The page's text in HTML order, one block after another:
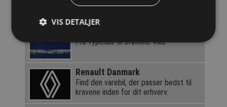
Fra Typehus til Drømme Villa
Renault Danmark
Find den varebil, der passer bedst til
kravene inden for dit erhverv.
VIS DETALJER